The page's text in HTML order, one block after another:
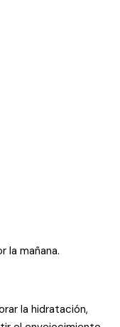
la mañana.
la hidratación,